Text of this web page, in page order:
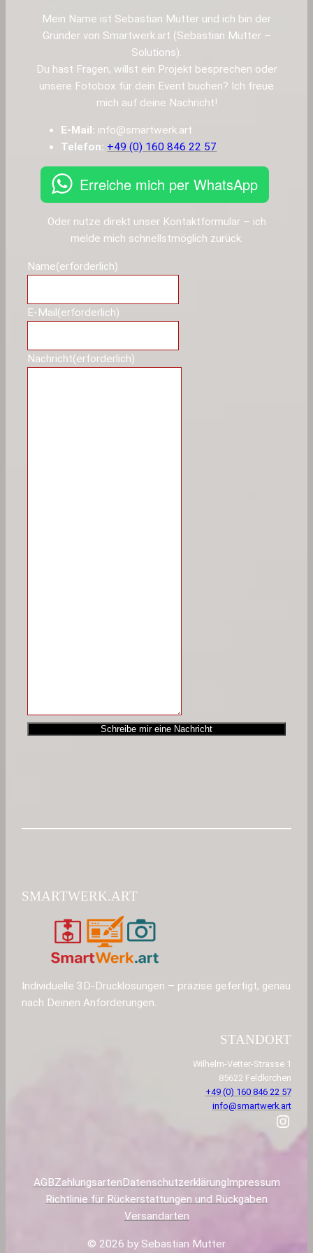
Mein Name ist Sebastian Mutter und ich bin der
Gründer von Smartwerk.art (Sebastian Mutter –
Solutions).
Du hast Fragen, willst ein Projekt besprechen oder
unsere Fotobox für dein Event buchen? Ich freue
mich auf deine Nachricht!
E-Mail: info@smartwerk.art
Telefon: +49 (0) 160 846 22 57
Erreiche mich per WhatsApp
Oder nutze direkt unser Kontaktformular – ich
melde mich schnellstmöglich zurück.
Name(erforderlich)
E-Mail(erforderlich)
Nachricht(erforderlich)
Schreibe mir eine Nachricht
SMARTWERK.ART
Individuelle 3D-Drucklösungen – präzise gefertigt, genau
nach Deinen Anforderungen.
STANDORT
Wilhelm-Vetter-Strasse 1
85622 Feldkirchen
+49 (0) 160 846 22 57
info@smartwerk.art
Instagram
AGBZahlungsarten Datenschutzerklärung Impressum
Richtlinie für Rückerstattungen und Rückgaben
Versandarten
© 2026 by Sebastian Mutter